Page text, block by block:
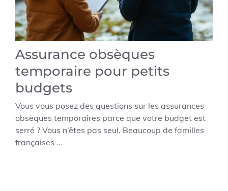
Assurance obsèques
temporaire pour petits
budgets
Vous vous posez des questions sur les assurances
obsèques temporaires parce que votre budget est
serré ? Vous n’êtes pas seul. Beaucoup de familles
françaises …